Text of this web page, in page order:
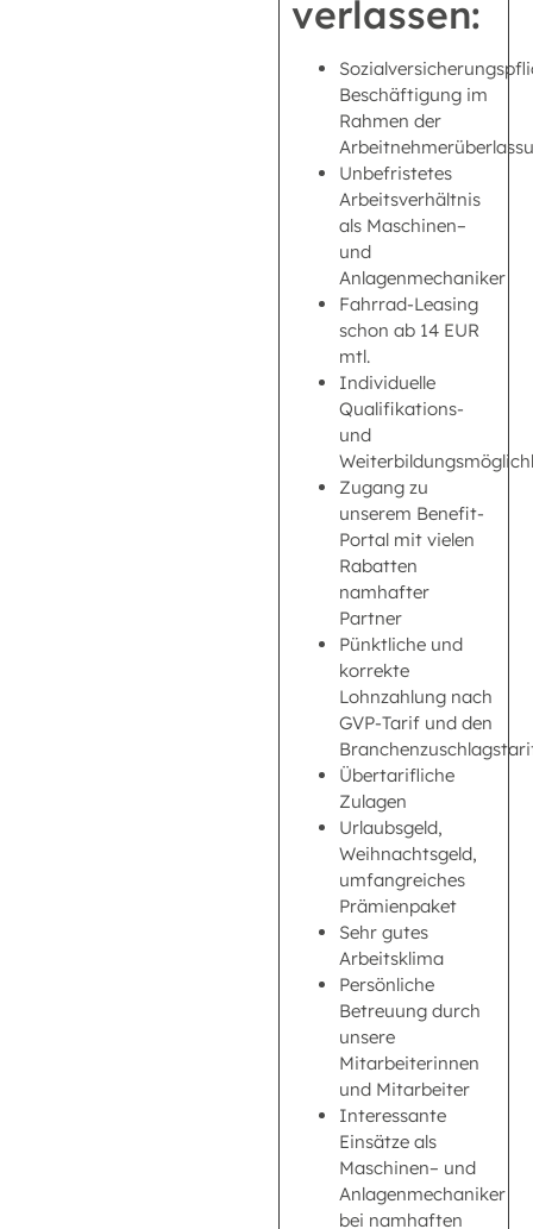
verlassen:
Beschäftigung im
Rahmen der
Unbefristetes
Arbeitsverhältnis
als Maschinen–
und
Anlagenmechaniker
Fahrrad-Leasing
schon ab 14 EUR
mtl.
Individuelle
Qualifikations-
und
Zugang zu
unserem Benefit-
Portal mit vielen
Rabatten
namhafter
Partner
Pünktliche und
korrekte
Lohnzahlung nach
GVP-Tarif und den
Übertarifliche
Zulagen
Urlaubsgeld,
Weihnachtsgeld,
umfangreiches
Prämienpaket
Sehr gutes
Arbeitsklima
Persönliche
Betreuung durch
unsere
Mitarbeiterinnen
und Mitarbeiter
Interessante
Einsätze als
Maschinen– und
Anlagenmechaniker
bei namhaften